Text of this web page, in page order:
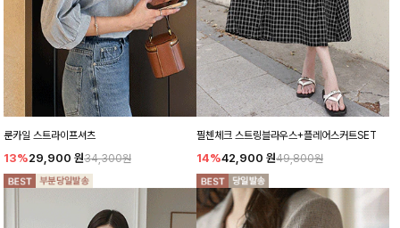
룬카일 스트라이프셔츠
13%29,900 원34,300원
필첸체크 스트링블라우스+플레어스커트SET
14%42,900 원49,800원